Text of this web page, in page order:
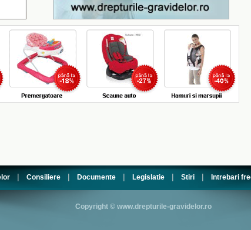
| Consiliere| Documente| Legislatie| Stiri| Intrebari
Copyright © www.drepturile-gravidelor.ro